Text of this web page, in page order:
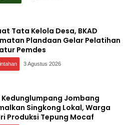
Tata Kelola Desa, BKAD
Plandaan Gelar Pelatihan
Pemdes
3 Agustus 2026
Kedunglumpang Jombang
Singkong Lokal, Warga
Produksi Tepung Mocaf